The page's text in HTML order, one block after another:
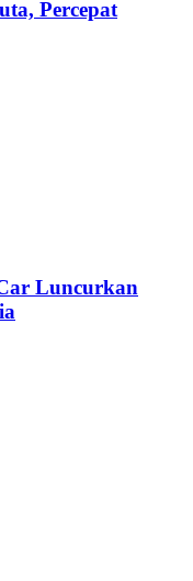
Percepat
Luncurkan